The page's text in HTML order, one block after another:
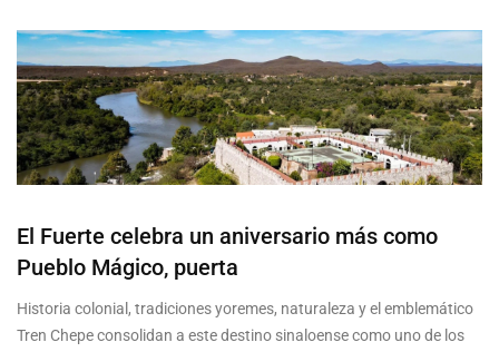
El Fuerte celebra un aniversario más como
Pueblo Mágico, puerta
Historia colonial, tradiciones yoremes, naturaleza y el emblemático
Tren Chepe consolidan a este destino sinaloense como uno de los